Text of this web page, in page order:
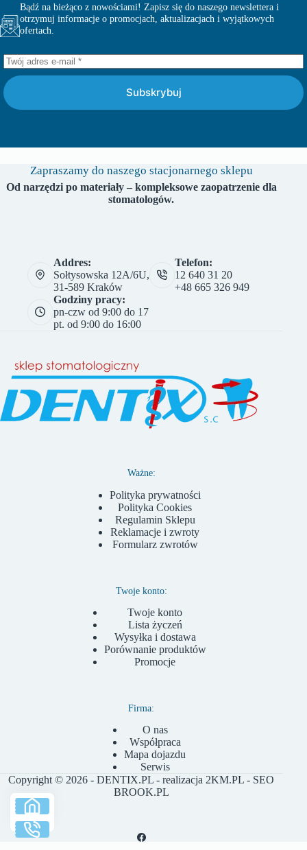
Bądź na bieżąco z nowościami! Zapisz się do naszego newslettera i
otrzymuj informacje o promocjach, aktualizacjach i wyjątkowych
ofertach.
Subskrybuj
Zapraszamy do naszego stacjonarnego sklepu
Od narzędzi po materiały – kompleksowe zaopatrzenie dla
stomatologów.
Addres:
Sołtysowska 12A/6U,
31-589 Kraków
Telefon:
12 640 31 20
+48 665 326 949
Godziny pracy:
pn-czw od 9:00 do 17
pt. od 9:00 do 16:00
Ważne:
Polityka prywatności
Polityka Cookies
Regulamin Sklepu
Reklamacje i zwroty
Formularz zwrotów
Twoje konto:
Twoje konto
Lista życzeń
Wysyłka i dostawa
Porównanie produktów
Promocje
Firma:
O nas
Współpraca
Mapa dojazdu
Serwis
Copyright © 2026 - DENTIX.PL - realizacja 2KM.PL - SEO
BROOK.PL